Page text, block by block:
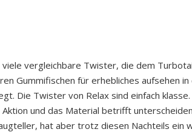
vergleichbare Twister, die dem
Gummifischen für erhebliches aufsehen
Die Twister von Relax sind einfach
und das Material betrifft
hat aber trotz diesen Nachteils ein